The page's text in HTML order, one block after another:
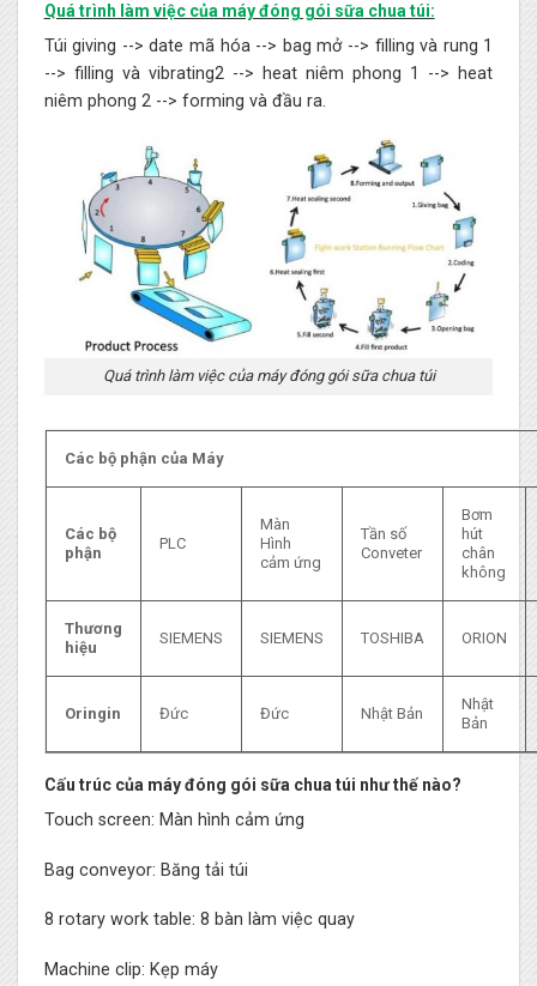
Quá trình làm việc của máy đóng gói sữa chua túi:
Túi giving --> date mã hóa --> bag mở --> filling và rung 1
--> filling và vibrating2 --> heat niêm phong 1 --> heat
niêm phong 2 --> forming và đầu ra.
Quá trình làm việc của máy đóng gói sữa chua túi
Các bộ phận của Máy
Các bộ
phận
PLC
Màn
Hình
cảm ứng
Tần số
Conveter
Bơm
hút
chân
không
Thương
hiệu
SIEMENS SIEMENS TOSHIBA ORION
Oringin Đức Đức Nhật Bản
Nhật
Bản
Cấu trúc của máy đóng gói sữa chua túi như thế nào?
Touch screen: Màn hình cảm ứng
Bag conveyor: Băng tải túi
8 rotary work table: 8 bàn làm việc quay
Machine clip: Kẹp máy